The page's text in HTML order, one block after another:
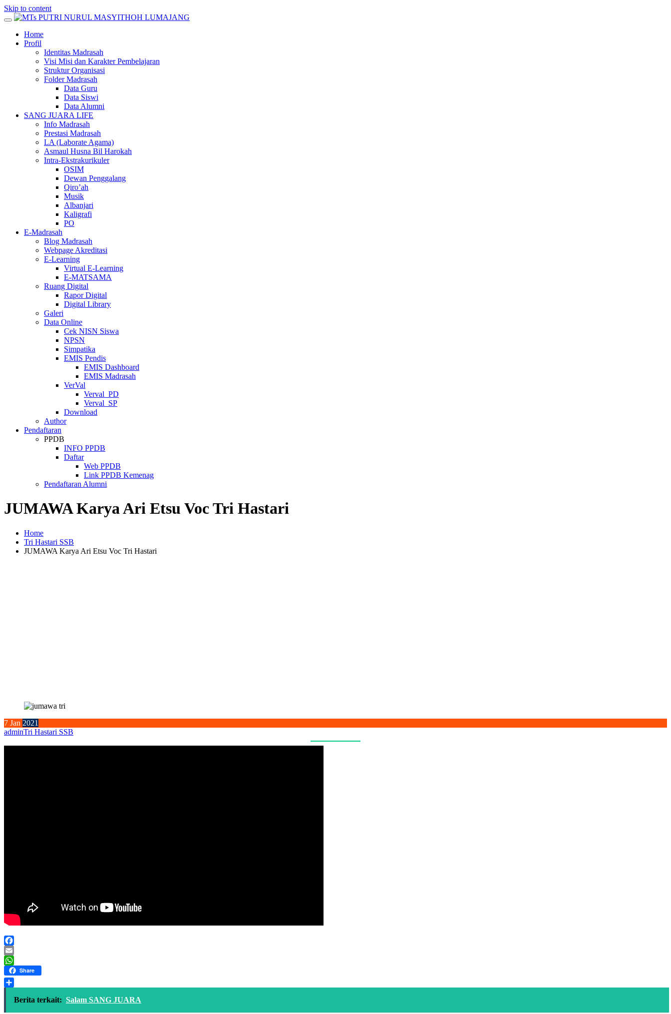
Skip to content
Home
Profil
Identitas Madrasah
Visi Misi dan Karakter Pembelajaran
Struktur Organisasi
Folder Madrasah
Data Guru
Data Siswi
Data Alumni
SANG JUARA LIFE
Info Madrasah
Prestasi Madrasah
LA (Laborate Agama)
Asmaul Husna Bil Harokah
Intra-Ekstrakurikuler
OSIM
Dewan Penggalang
Qiro’ah
Musik
Albanjari
Kaligrafi
PO
E-Madrasah
Blog Madrasah
Webpage Akreditasi
E-Learning
Virtual E-Learning
E-MATSAMA
Ruang Digital
Rapor Digital
Digital Library
Galeri
Data Online
Cek NISN Siswa
NPSN
Simpatika
EMIS Pendis
EMIS Dashboard
EMIS Madrasah
VerVal
Verval_PD
Verval_SP
Download
Author
Pendaftaran
PPDB
INFO PPDB
Daftar
Web PPDB
Link PPDB Kemenag
Pendaftaran Alumni
JUMAWA Karya Ari Etsu Voc Tri Hastari
Home
Tri Hastari SSB
JUMAWA Karya Ari Etsu Voc Tri Hastari
7 Jan 2021
adminTri Hastari SSB
Facebook
Email
WhatsApp
Share
Berita terkait: Salam SANG JUARA